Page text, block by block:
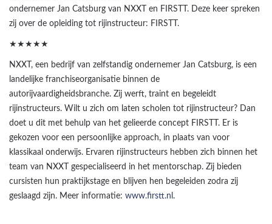
ondernemer Jan Catsburg van NXXT en FIRSTT. Deze keer spreken
zij over de opleiding tot rijinstructeur: FIRSTT.
★★★★★
NXXT, een bedrijf van zelfstandig ondernemer Jan Catsburg, is een
landelijke franchiseorganisatie binnen de
autorijvaardigheidsbranche. Zij werft, traint en begeleidt
rijinstructeurs. Wilt u zich om laten scholen tot rijinstructeur? Dan
doet u dit met behulp van het gelieerde concept FIRSTT. Er is
gekozen voor een persoonlijke approach, in plaats van voor
klassikaal onderwijs. Ervaren rijinstructeurs hebben zich binnen het
team van NXXT gespecialiseerd in het mentorschap. Zij bieden
cursisten hun praktijkstage en blijven hen begeleiden zodra zij
geslaagd zijn. Meer informatie: www.firstt.nl .